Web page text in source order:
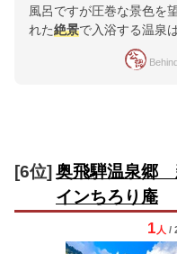
風呂ですが圧巻な景色を
れた絶景で入浴する温泉
[6位] 奥飛騨温泉郷
インちろり庵
1 人 /